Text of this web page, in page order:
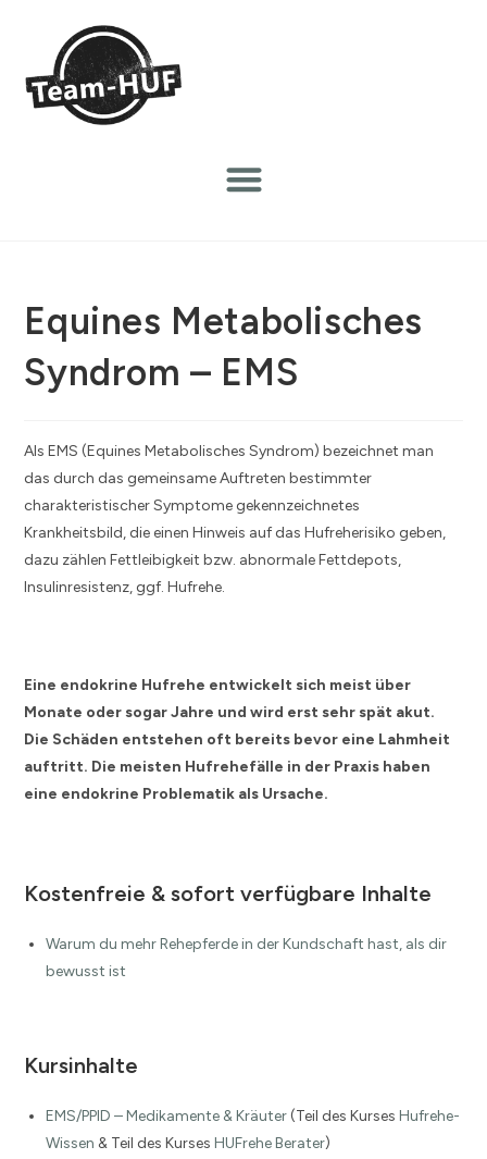
Equines Metabolisches
Syndrom – EMS
Als EMS (Equines Metabolisches Syndrom) bezeichnet man
das durch das gemeinsame Auftreten bestimmter
charakteristischer Symptome gekennzeichnetes
Krankheitsbild, die einen Hinweis auf das Hufreherisiko geben,
dazu zählen Fettleibigkeit bzw. abnormale Fettdepots,
Insulinresistenz, ggf. Hufrehe.
Eine endokrine Hufrehe entwickelt sich meist über
Monate oder sogar Jahre und wird erst sehr spät akut.
Die Schäden entstehen oft bereits bevor eine Lahmheit
auftritt. Die meisten Hufrehefälle in der Praxis haben
eine endokrine Problematik als Ursache.
Kostenfreie & sofort verfügbare Inhalte
Warum du mehr Rehepferde in der Kundschaft hast, als dir
bewusst ist
Kursinhalte
EMS/PPID – Medikamente & Kräuter(Teil des KursesHufrehe-
Wissen & Teil des KursesHUFrehe Berater)